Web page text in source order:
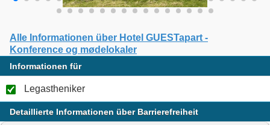
Alle Informationen über Hotel GUESTapart -
Konference og mødelokaler
Informationen für
Legastheniker
Detaillierte Informationen über Barrierefreiheit